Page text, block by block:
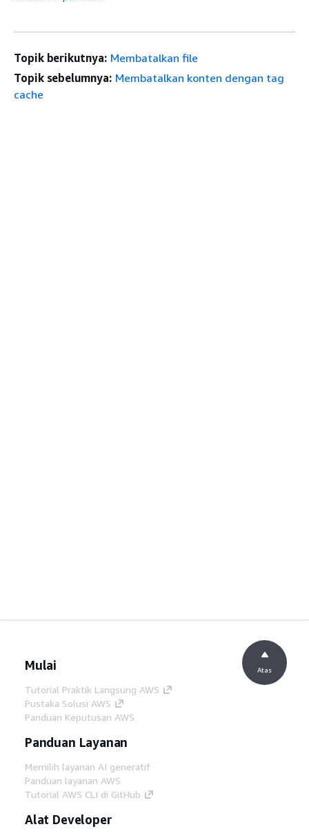
Topik berikutnya: Membatalkan file
Topik sebelumnya: Membatalkan konten dengan tag
cache
Mulai
Tutorial Praktik Langsung AWS
Pustaka Solusi AWS
Panduan Keputusan AWS
Panduan Layanan
Memilih layanan AI generatif
Panduan layanan AWS
Tutorial AWS CLI di GitHub
Alat Developer
Atas